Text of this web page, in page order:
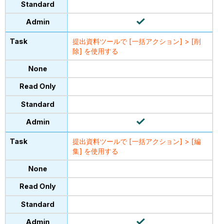
提出資料ツールで [一括アクション] > [削
除] を使用する
提出資料ツールで [一括アクション] > [編
集] を使用する